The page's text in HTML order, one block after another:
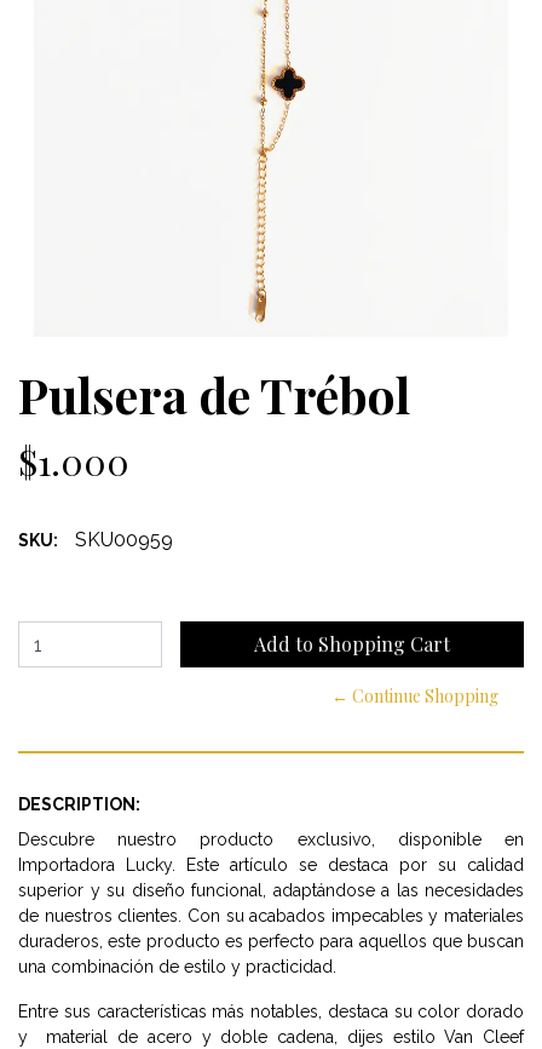
Pulsera de Trébol
$1.000
SKU: SKU00959
← Continue Shopping
DESCRIPTION:
Descubre nuestro producto exclusivo, disponible en
Importadora Lucky. Este artículo se destaca por su calidad
superior y su diseño funcional, adaptándose a las necesidades
de nuestros clientes. Con su acabados impecables y materiales
duraderos, este producto es perfecto para aquellos que buscan
una combinación de estilo y practicidad.
Entre sus características más notables, destaca su color dorado
y material de acero y doble cadena, dijes estilo Van Cleef